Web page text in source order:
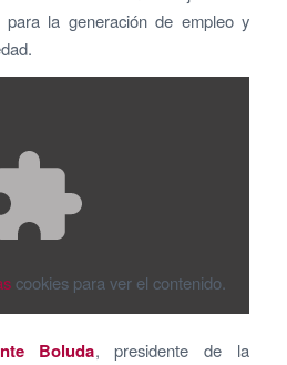
para la generación de empleo y
cookies para ver el contenido.
Boluda, presidente de la